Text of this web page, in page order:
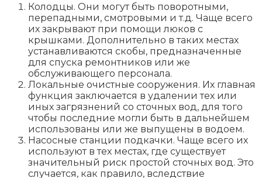
Колодцы. Они могут быть поворотными,
перепадными, смотровыми и т.д. Чаще всего
их закрывают при помощи люков с
крышками. Дополнительно в таких местах
устанавливаются скобы, предназначенные
для спуска ремонтников или же
обслуживающего персонала.
Локальные очистные сооружения. Их главная
функция заключается в удалении тех или
иных загрязнений со сточных вод, для того
чтобы последние могли быть в дальнейшем
использованы или же выпущены в водоем.
Насосные станции подкачки. Чаще всего их
используют в тех местах, где существует
значительный риск простой сточных вод. Это
случается, как правило, вследствие